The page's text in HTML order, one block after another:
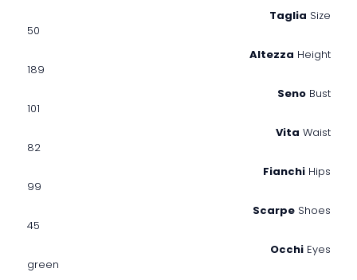
Taglia Size
50
Altezza Height
189
Seno Bust
101
Vita Waist
82
Fianchi Hips
99
Scarpe Shoes
45
Occhi Eyes
green